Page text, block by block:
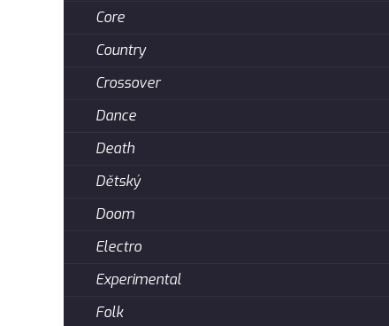
Core
Country
Crossover
Dance
Death
Dětský
Doom
Electro
Experimental
Folk